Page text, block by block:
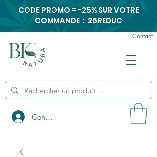
Contact
Connexion
CODE PROMO = -25% SUR VOTRE
COMMANDE : 25REDUC